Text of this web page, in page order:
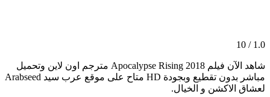
1.0 / 10
شاهد الآن فيلم Apocalypse Rising 2018 مترجم اون لاين وتحميل
مباشر بدون تقطيع وبجودة HD متاح على موقع عرب سيد Arabseed
لعشاق الاكشن و الخيال.